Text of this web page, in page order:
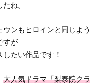
ね。
ンもヒロインと同じよう
すが
たい作品です！
大人気ドラマ「梨泰院クラ